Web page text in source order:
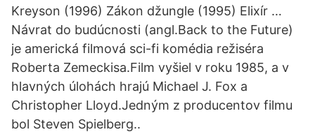
Kreyson (1996) Zákon džungle (1995) Elixír …
Návrat do budúcnosti (angl.Back to the Future)
je americká filmová sci-fi komédia režiséra
Roberta Zemeckisa.Film vyšiel v roku 1985, a v
hlavných úlohách hrajú Michael J. Fox a
Christopher Lloyd.Jedným z producentov filmu
bol Steven Spielberg..